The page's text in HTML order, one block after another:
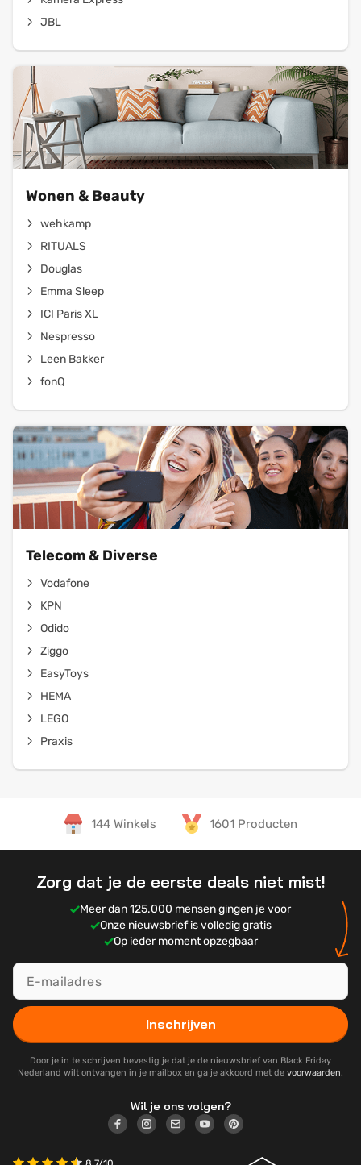
JBL
Wonen & Beauty
wehkamp
RITUALS
Douglas
Emma Sleep
ICI Paris XL
Nespresso
Leen Bakker
fonQ
Telecom & Diverse
Vodafone
KPN
Odido
Ziggo
EasyToys
HEMA
LEGO
Praxis
144 Winkels 1601 Producten
Zorg dat je de eerste deals niet mist!
Meer dan 125.000 mensen gingen je voor
Onze nieuwsbrief is volledig gratis
Op ieder moment opzegbaar
Inschrijven
Door je in te schrijven bevestig je dat je de nieuwsbrief van Black Friday
Nederland wilt ontvangen in je mailbox en ga je akkoord met de voorwaarden.
Wil je ons volgen?